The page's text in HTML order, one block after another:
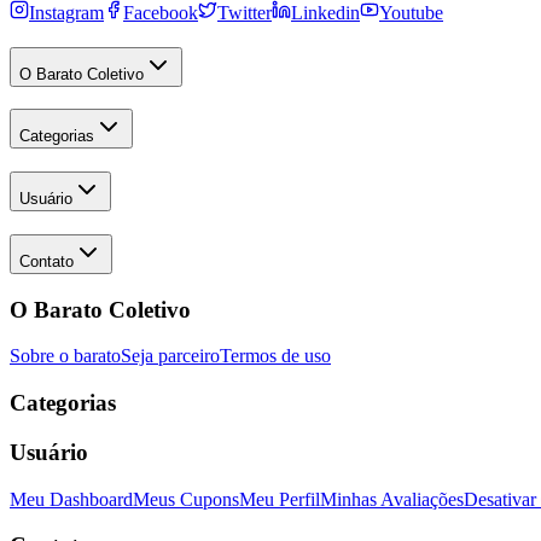
Instagram Facebook Twitter Linkedin Youtube
O Barato Coletivo
Categorias
Usuário
Contato
O Barato Coletivo
Sobre o baratoSeja parceiroTermos de uso
Categorias
Usuário
Meu DashboardMeus CuponsMeu PerfilMinhas AvaliaçõesDesativar